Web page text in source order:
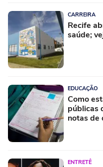
CARREIRA
Recife
saúde;
EDUCAÇÃO
Como
públicas
notas de
ENTRETÊ